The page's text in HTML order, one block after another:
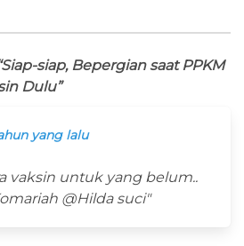
siap, Bepergian saat PPKM
Dulu”
yang lalu
vaksin untuk yang belum..
@Hilda suci"